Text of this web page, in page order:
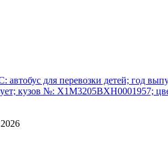
автобус для перевозки детей; год
кузов №: Х1M3205BХH0001957;